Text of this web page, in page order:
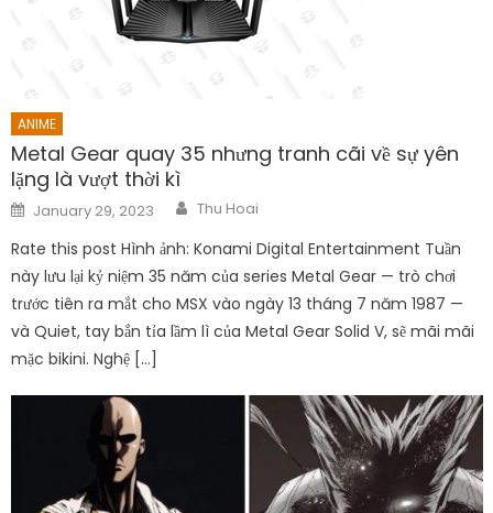
ANIME
Metal Gear quay 35 nhưng tranh cãi về sự yên
lặng là vượt thời kì
Posted
on
January 29, 2023 Author
Thu Hoai
Rate this post Hình ảnh: Konami Digital Entertainment Tuần
này lưu lại kỷ niệm 35 năm của series Metal Gear — trò chơi
trước tiên ra mắt cho MSX vào ngày 13 tháng 7 năm 1987 —
và Quiet, tay bắn tỉa lầm lì của Metal Gear Solid V, sẽ mãi mãi
mặc bikini. Nghệ […]